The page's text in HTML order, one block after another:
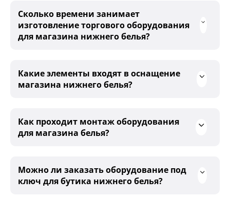
Сколько времени занимает
изготовление торгового оборудования
для магазина нижнего белья?
Какие элементы входят в оснащение
магазина нижнего белья?
Как проходит монтаж оборудования
для магазина белья?
Можно ли заказать оборудование под
ключ для бутика нижнего белья?